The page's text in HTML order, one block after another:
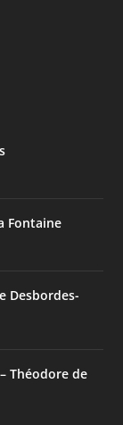
Fontaine
Desbordes-
Théodore de